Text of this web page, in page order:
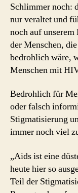
Schlimmer noch:
nur veraltet und
noch auf unserem
der Menschen,
bedrohlich wäre,
Menschen mit
Bedrohlich für
oder falsch
Stigmatisierung
immer noch viel
„Aids ist eine
heute hier so
Teil der